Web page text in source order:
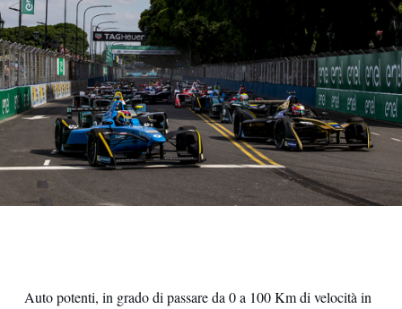
Auto potenti, in grado di passare da 0 a 100 Km di velocità in